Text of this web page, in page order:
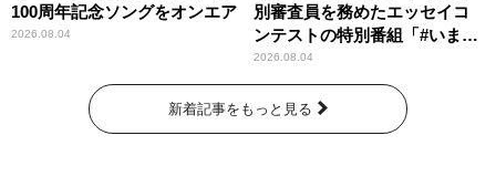
100周年記念ソングをオンエア
2026.08.04
別審査員を務めたエッセイコ
ンテストの特別番組「#いまあ
なたに伝えたいこと」
2026.08.04
新着記事をもっと見る